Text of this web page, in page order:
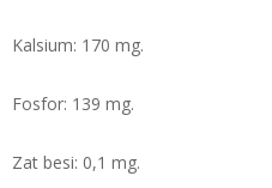
Kalsium: 170 mg.
Fosfor: 139 mg.
Zat besi: 0,1 mg.